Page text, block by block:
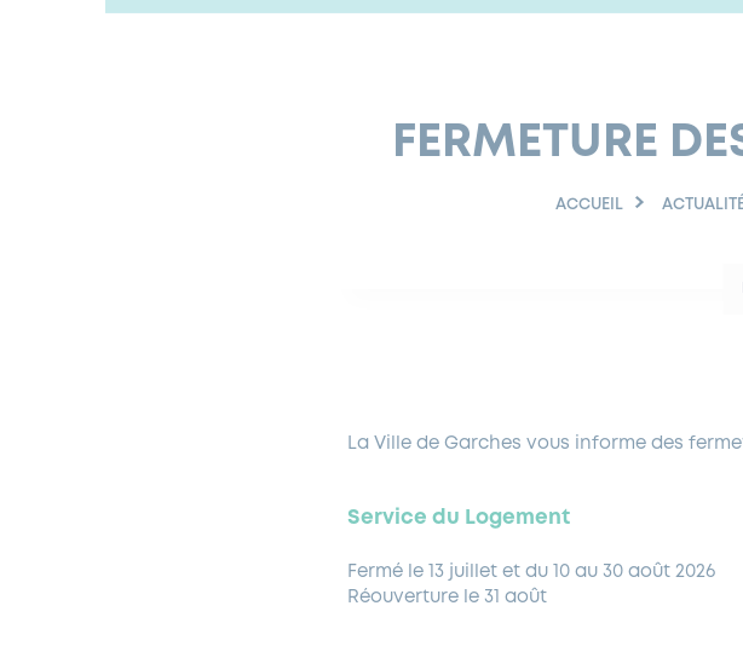
FERMETURE
ACCUEIL
La Ville de Garches vous informe des
Service du Logement
Fermé le 13 juillet et du 10 au 30 août 2026
Réouverture le 31 août